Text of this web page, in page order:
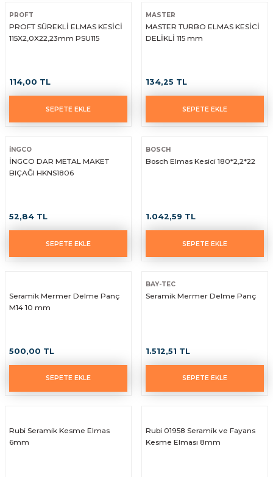
PROFT
PROFT SÜREKLİ ELMAS KESİCİ
115X2,0X22,23mm PSU115
114,00 TL
SEPETE EKLE
MASTER
MASTER TURBO ELMAS KESİCİ
DELİKLİ 115 mm
134,25 TL
SEPETE EKLE
İNGCO
İNGCO DAR METAL MAKET
BIÇAĞI HKNS1806
52,84 TL
SEPETE EKLE
BOSCH
Bosch Elmas Kesici 180*2,2*22
1.042,59 TL
SEPETE EKLE
Seramik Mermer Delme Panç
M14 10 mm
500,00 TL
SEPETE EKLE
BAY-TEC
Seramik Mermer Delme Panç
1.512,51 TL
SEPETE EKLE
Rubi Seramik Kesme Elmas
6mm
Rubi 01958 Seramik ve Fayans
Kesme Elması 8mm